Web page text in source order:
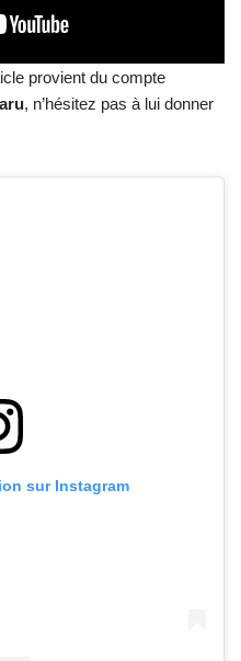
provient du compte
, n’hésitez pas à lui donner
sur Instagram